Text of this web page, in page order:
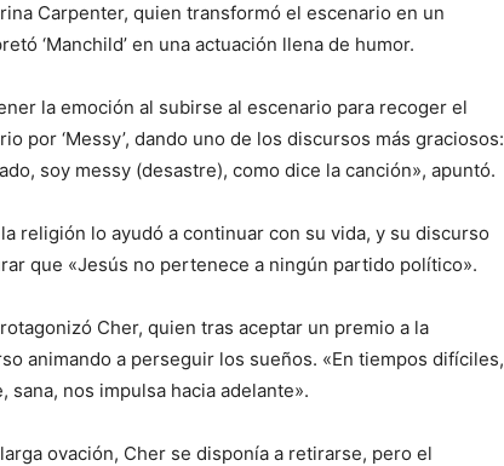
Carpenter, quien transformó el escenario en un
‘Manchild’ en una actuación llena de humor.
la emoción al subirse al escenario para recoger el
por ‘Messy’, dando uno de los discursos más graciosos:
soy messy (desastre), como dice la canción», apuntó.
religión lo ayudó a continuar con su vida, y su discurso
que «Jesús no pertenece a ningún partido político».
Cher, quien tras aceptar un premio a la
animando a perseguir los sueños. «En tiempos difíciles,
sana, nos impulsa hacia adelante».
ovación, Cher se disponía a retirarse, pero el